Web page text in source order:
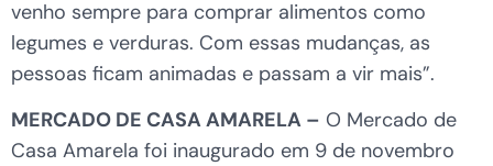
venho sempre para comprar alimentos como
legumes e verduras. Com essas mudanças, as
pessoas ficam animadas e passam a vir mais”.
MERCADO DE CASA AMARELA – O Mercado de
Casa Amarela foi inaugurado em 9 de novembro